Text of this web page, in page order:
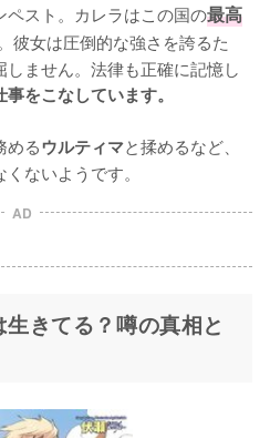
ペスト。カレラはこの国の最高
彼女は圧倒的な強さを誇るた
ません。法律も正確に記憶し
をこなしています。
めるウルティマと揉めるなど、
ないようです。
AD
生きてる？噂の真相と